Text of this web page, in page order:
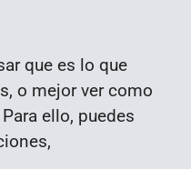
que es lo que
o mejor ver como
ello, puedes